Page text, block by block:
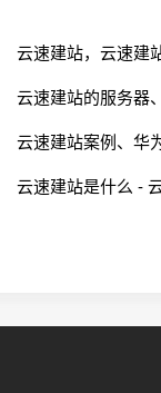
云速建站，云速建
云速建站的服务器
云速建站案例、华
云速建站是什么 -